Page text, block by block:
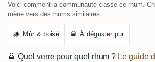
Voici comment la communauté classe ce rhum.
mène vers des rhums similaires.
🪵 Mûr & boisé 🥃 À déguster pur
🥃 Quel verre pour quel rhum ? Le guide